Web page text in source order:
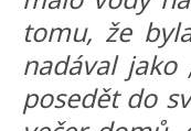
tomu, že
nadával jako
posedět do